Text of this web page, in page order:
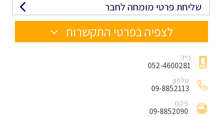
שליחת פרטי מומחה לחבר
לצפיה בפרטי התקשרות
נייד
052-4600281
טלפון
09-8852113
פקס
09-8852090